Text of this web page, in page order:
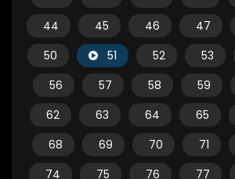
44
45 46 47
50
51 52 53
56
57 58 59
62
63 64 65
68
69 70 71
74
75 76 77